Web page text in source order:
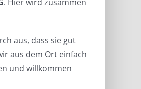
. Hier wird zusammen
aus, dass sie gut
aus dem Ort einfach
und willkommen